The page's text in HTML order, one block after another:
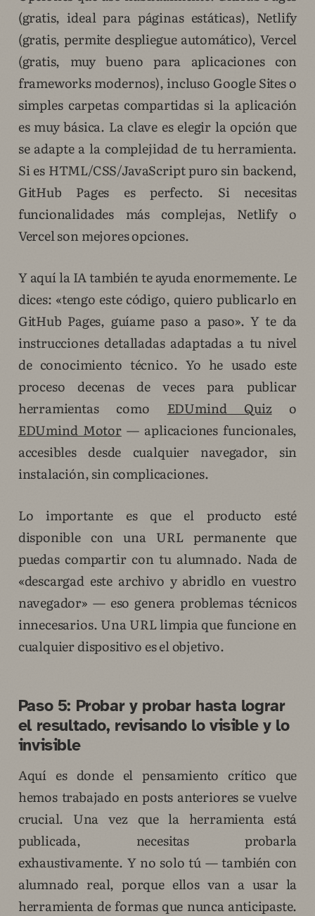
(gratis, ideal para páginas estáticas), Netlify
(gratis, permite despliegue automático), Vercel
(gratis, muy bueno para aplicaciones con
frameworks modernos), incluso Google Sites o
simples carpetas compartidas si la aplicación
es muy básica. La clave es elegir la opción que
se adapte a la complejidad de tu herramienta.
Si es HTML/CSS/JavaScript puro sin backend,
GitHub Pages es perfecto. Si necesitas
funcionalidades más complejas, Netlify o
Vercel son mejores opciones.
Y aquí la IA también te ayuda enormemente. Le
dices: «tengo este código, quiero publicarlo en
GitHub Pages, guíame paso a paso». Y te da
instrucciones detalladas adaptadas a tu nivel
de conocimiento técnico. Yo he usado este
proceso decenas de veces para publicar
herramientas como EDUmind Quizo
EDUmind Motor— aplicaciones funcionales,
accesibles desde cualquier navegador, sin
instalación, sin complicaciones.
Lo importante es que el producto esté
disponible con una URL permanente que
puedas compartir con tu alumnado. Nada de
«descargad este archivo y abridlo en vuestro
navegador» — eso genera problemas técnicos
innecesarios. Una URL limpia que funcione en
cualquier dispositivo es el objetivo.
Paso 5: Probar y probar hasta lograr
el resultado, revisando lo visible y lo
invisible
Aquí es donde el pensamiento crítico que
hemos trabajado en posts anteriores se vuelve
crucial. Una vez que la herramienta está
publicada, necesitas probarla
exhaustivamente. Y no solo tú — también con
alumnado real, porque ellos van a usar la
herramienta de formas que nunca anticipaste.